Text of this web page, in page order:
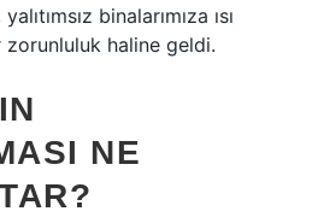
binalarımıza ısı
zorunluluk haline geldi.
NE